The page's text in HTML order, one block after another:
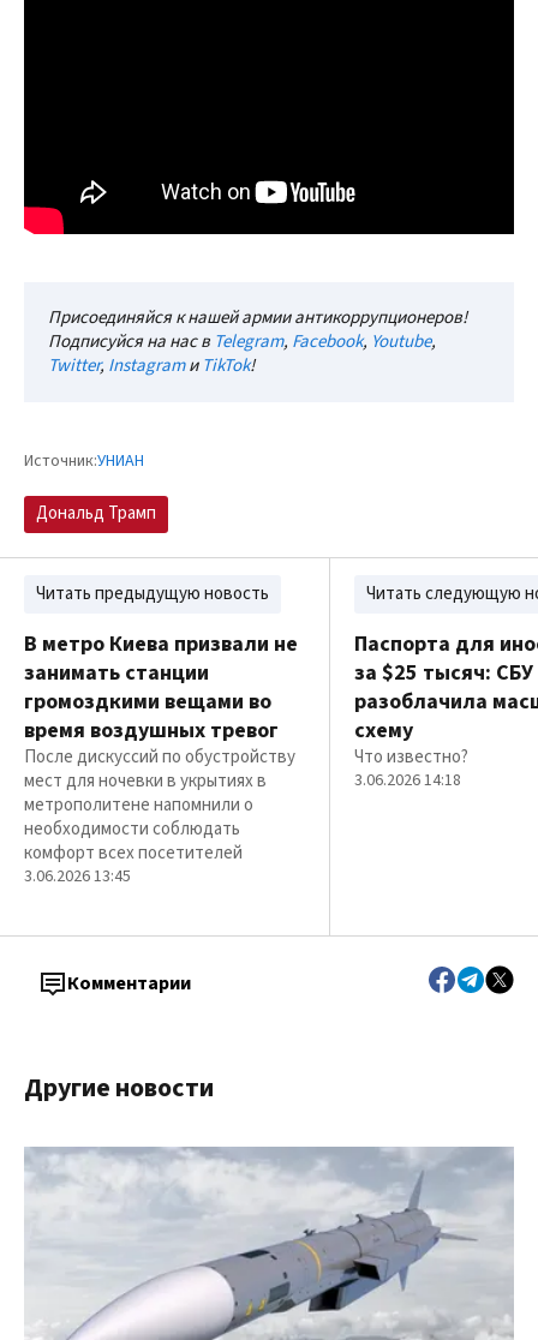
Присоединяйся к нашей армии антикоррупционеров!
Подписуйся на нас в Telegram, Facebook, Youtube,
Twitter, InstagramиTikTok!
Источник:УНИАН
Дональд Трамп
Читать предыдущую новость
В метро Киева призвали не
занимать станции
громоздкими вещами во
время воздушных тревог
После дискуссий по обустройству
мест для ночевки в укрытиях в
метрополитене напомнили о
необходимости соблюдать
комфорт всех посетителей
3.06.2026 13:45
Читать следующую
Паспорта для
за $25 тысяч: СБУ
разоблачила
схему
Что известно?
3.06.2026 14:18
Комментарии
Другие новости